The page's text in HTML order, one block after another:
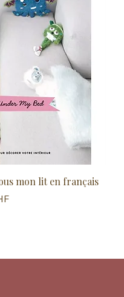
mon lit en français